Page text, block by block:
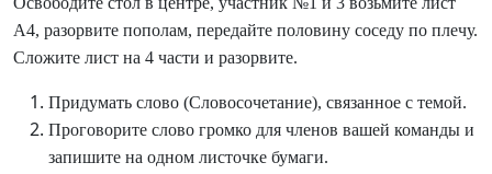
А4, разорвите пополам, передайте половину соседу по плечу.
Сложите лист на 4 части и разорвите.
Придумать слово (Словосочетание), связанное с темой.
Проговорите слово громко для членов вашей команды и
запишите на одном листочке бумаги.